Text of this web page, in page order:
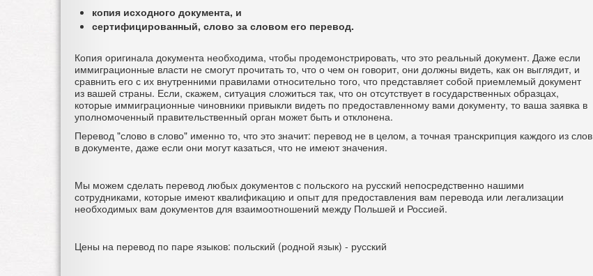
копия исходного документа, и
сертифицированный, слово за словом его перевод.
Копия оригинала документа необходима, чтобы продемонстрировать, что это реальный документ. Даже если
иммиграционные власти не смогут прочитать то, что о чем он говорит, они должны видеть, как он выглядит, и
сравнить его с их внутренними правилами относительно того, что представляет собой приемлемый документ
из вашей страны. Если, скажем, ситуация сложиться так, что он отсутствует в государственных образцах,
которые иммиграционные чиновники привыкли видеть по предоставленному вами документу, то ваша заявка в
уполномоченный правительственный орган может быть и отклонена.
Перевод "слово в слово" именно то, что это значит: перевод не в целом, а точная транскрипция каждого из слов
в документе, даже если они могут казаться, что не имеют значения.
Мы можем сделать перевод любых документов с польского на русский непосредственно нашими
сотрудниками, которые имеют квалификацию и опыт для предоставления вам перевода или легализации
необходимых вам документов для взаимоотношений между Польшей и Россией.
Цены на перевод по паре языков: польский (родной язык) - русский